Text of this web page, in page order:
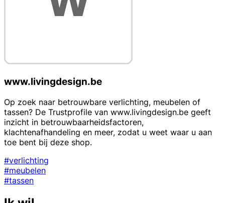
www.livingdesign.be
Op zoek naar betrouwbare verlichting, meubelen of
tassen? De Trustprofile van www.livingdesign.be geeft
inzicht in betrouwbaarheidsfactoren,
klachtenafhandeling en meer, zodat u weet waar u aan
toe bent bij deze shop.
#verlichting
#meubelen
#tassen